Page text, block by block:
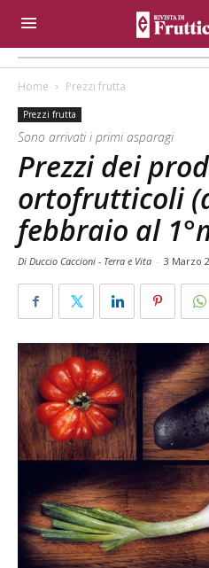
Home Prezzi frutta
Prezzi frutta
Sono arrivati i primi asparagi
Prezzi dei
ortofrutticoli
febbraio al
Di Duccio Caccioni - Terra e Vita - 3 Marzo